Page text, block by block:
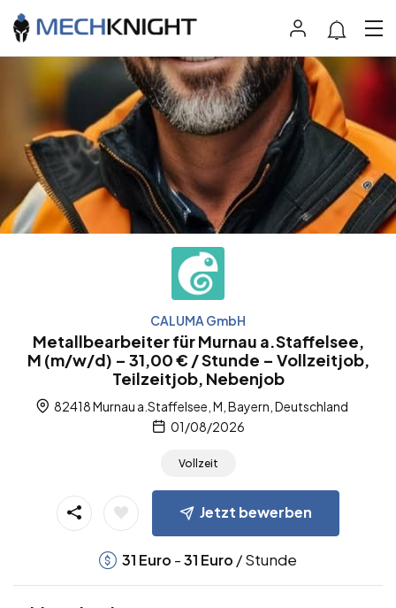
CALUMA GmbH
Metallbearbeiter für Murnau a.Staffelsee,
M (m/w/d) – 31,00 € / Stunde – Vollzeitjob,
Teilzeitjob, Nebenjob
82418 Murnau a.Staffelsee, M, Bayern, Deutschland
01/08/2026
Vollzeit
Jetzt bewerben
31 Euro -31 Euro / Stunde